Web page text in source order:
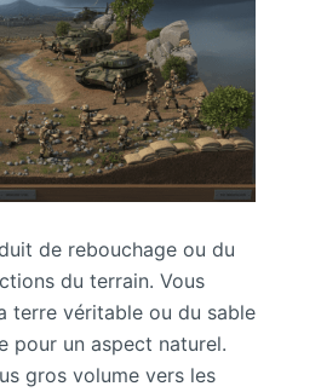
de rebouchage ou du
du terrain. Vous
terre véritable ou du sable
pour un aspect naturel.
gros volume vers les